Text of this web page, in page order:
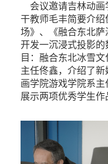
会议邀请吉林动
干教师毛丰简要介
场》、《融合东北萨
开发一沉浸式投影
目：融合东北冰雪
主任佟鑫，介绍了
画学院游戏学院系
展示两项优秀学生作